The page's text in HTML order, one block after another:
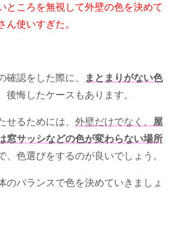
ところを無視して外壁の色を決めて
ん使いすぎた。
確認をした際に、
まとまりがない色
後悔したケースもあります。
せるためには、 外壁だけでなく、 屋
窓サッシなどの色が変わらない場所
、色選びをするのが良いでしょう。
のバランスで色を決めていきましょ